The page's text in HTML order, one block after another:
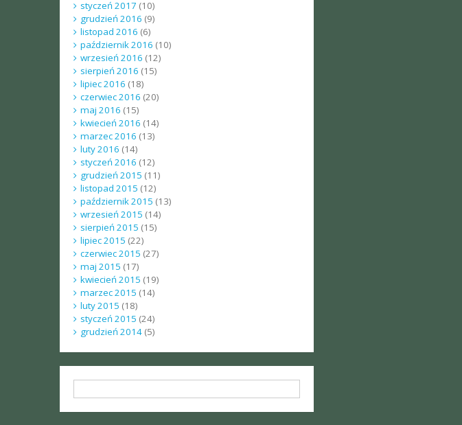
styczeń 2017 (10)
grudzień 2016 (9)
listopad 2016 (6)
październik 2016 (10)
wrzesień 2016 (12)
sierpień 2016 (15)
lipiec 2016 (18)
czerwiec 2016 (20)
maj 2016 (15)
kwiecień 2016 (14)
marzec 2016 (13)
luty 2016 (14)
styczeń 2016 (12)
grudzień 2015 (11)
listopad 2015 (12)
październik 2015 (13)
wrzesień 2015 (14)
sierpień 2015 (15)
lipiec 2015 (22)
czerwiec 2015 (27)
maj 2015 (17)
kwiecień 2015 (19)
marzec 2015 (14)
luty 2015 (18)
styczeń 2015 (24)
grudzień 2014(5)